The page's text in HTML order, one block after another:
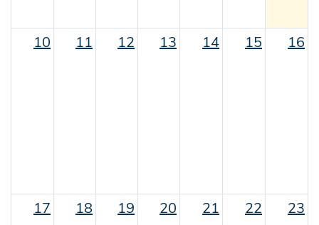
10 11 12 13 14 15 16
17 18 19 20 21 22 23